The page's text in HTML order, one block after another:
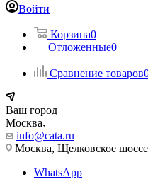
Войти
Корзина0
Отложенные0
Сравнение товаров
Ваш город
Москва
info@cata.ru
Москва, Щелковское
WhatsApp